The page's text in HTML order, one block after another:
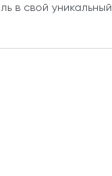
в свой уникальный